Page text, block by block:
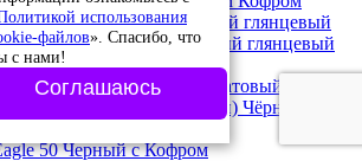
SPRINT (49/125cc) Зеленый глянцевый
SPRINT (49/125cc) Красный глянцевый
Inferno (49/170cc) Золотой
JET (49/170cc) Красный матовый
JET (49/170cc) (Завод Тэйн) Чёрный
50 Черный с Кофром
использования
файлов». Спасибо, что
с нами!
Соглашаюсь